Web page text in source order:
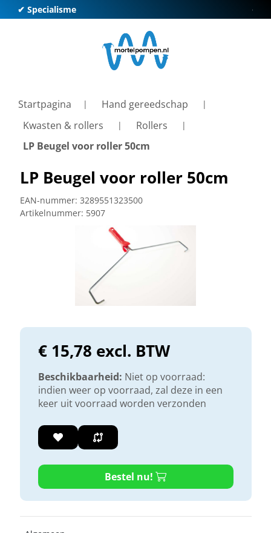
✔ Specialisme ✔
Startpagina
Hand gereedschap
Kwasten & rollers
Rollers
LP Beugel voor roller 50cm
LP Beugel voor roller 50cm
EAN-nummer: 3289551323500
Artikelnummer: 5907
€ 15,78 excl. BTW
Beschikbaarheid: Niet op voorraad:
indien weer op voorraad, zal deze in een
keer uit voorraad worden verzonden
Bestel nu!